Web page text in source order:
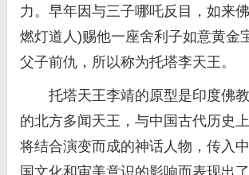
力。早年因与三子哪吒反目，如来
燃灯道人)赐他一座舍利子如意黄金
父子前仇，所以称为托塔李天王。
托塔天王李靖的原型是印度佛教
的北方多闻天王，与中国古代历史
将结合演变而成的神话人物，传入
国文化和审美意识的影响而表现出